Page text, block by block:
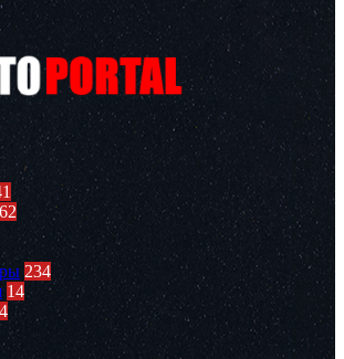
62
234
14
4